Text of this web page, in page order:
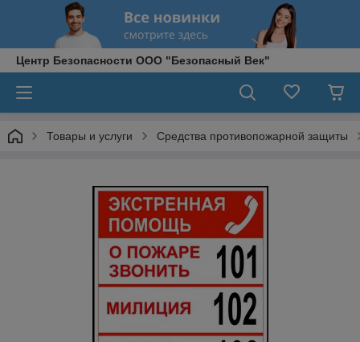
Центр Безопасности ООО "Безопасный Век"
Товары и услуги Средства противопожарной защиты